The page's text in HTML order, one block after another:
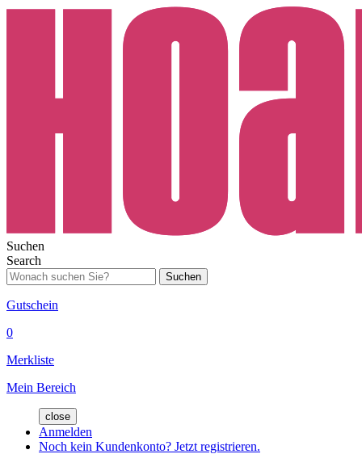
Suchen
Search
Suchen
Gutschein
0
Merkliste
Mein Bereich
close
Anmelden
Noch kein Kundenkonto? Jetzt registrieren.